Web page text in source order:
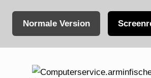
Normale Version